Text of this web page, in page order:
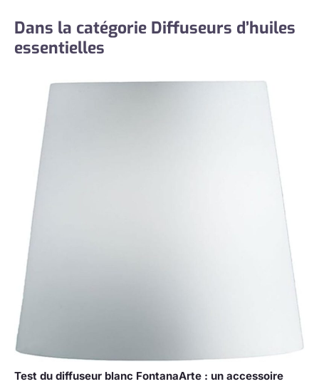
Dans la catégorie Diffuseurs d’huiles
essentielles
Test du diffuseur blanc FontanaArte : un accessoire